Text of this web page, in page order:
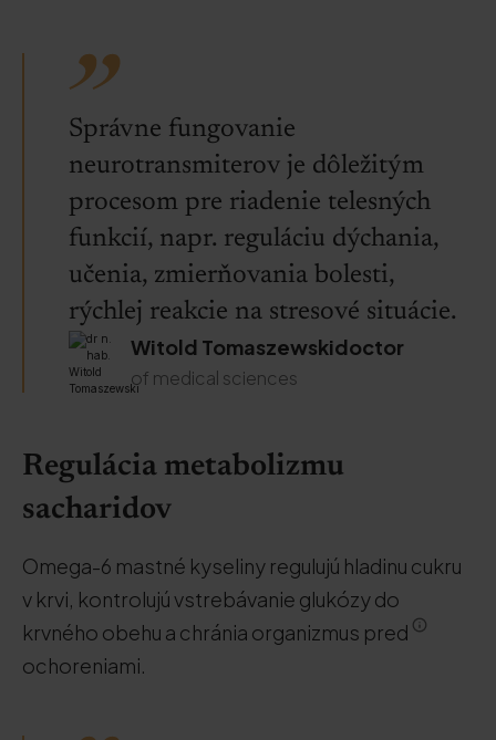
Správne fungovanie
neurotransmiterov je dôležitým
procesom pre riadenie telesných
funkcií, napr. reguláciu dýchania,
učenia, zmierňovania bolesti,
rýchlej reakcie na stresové situácie.
Witold Tomaszewskidoctor
of medical sciences
Regulácia metabolizmu
sacharidov
Omega-6 mastné kyseliny regulujú hladinu cukru
v krvi, kontrolujú vstrebávanie glukózy do
krvného obehu a chránia organizmus pred
ochoreniami.